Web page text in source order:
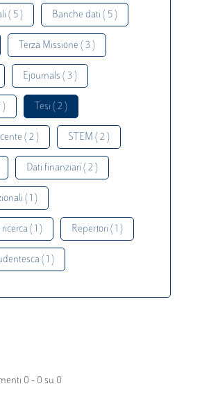
( 5 ) Banche dati ( 5 )
Terza Missione ( 3 )
Ejournals ( 3 )
) Tesi ( 2 )
( 2 ) STEM ( 2 )
Dati finanziari ( 2 )
( 1 )
( 1 ) Repertori ( 1 )
( 1 )
0 - 0 su 0